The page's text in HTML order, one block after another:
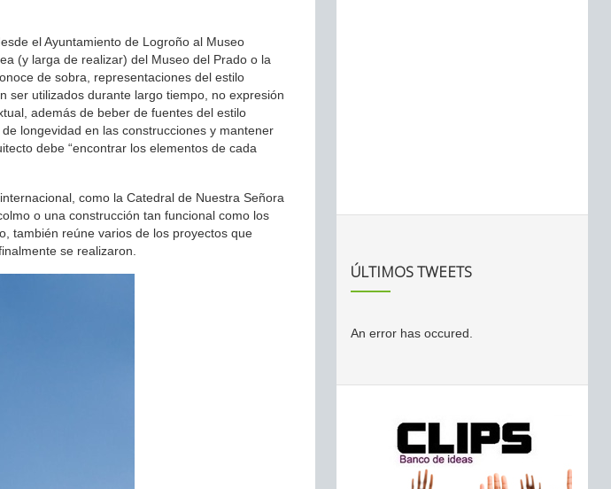
el Ayuntamiento de Logroño al Museo
(y larga de realizar) del Museo del Prado o la
de sobra, representaciones del estilo
ser utilizados durante largo tiempo, no expresión
además de beber de fuentes del estilo
longevidad en las construcciones y mantener
debe “encontrar los elementos de cada
como la Catedral de Nuestra Señora
o una construcción tan funcional como los
también reúne varios de los proyectos que
se realizaron.
ÚLTIMOS TWEETS
An error has occured.